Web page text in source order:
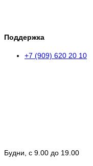
Поддержка
+7 (909) 620 20 10
Будни, с 9.00 до 19.00